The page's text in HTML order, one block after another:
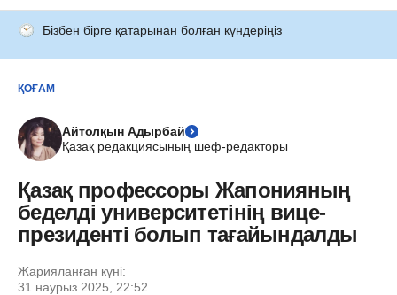
Бізбен бірге қатарынан болған күндеріңіз
ҚОҒАМ
Айтолқын Адырбай
Қазақ редакциясының шеф-редакторы
Қазақ профессоры Жапонияның
беделді университетінің вице-
президенті болып тағайындалды
Жарияланған күні:
31 наурыз 2025, 22:52